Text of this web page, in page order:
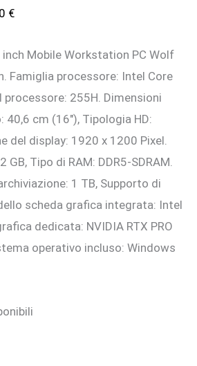
€.
€Il
attuale
è:
3.285,00 €.
inch Mobile Workstation PC Wolf
Famiglia processore: Intel Core
processore: 255H. Dimensioni
40,6 cm (16″), Tipologia HD:
del display: 1920 x 1200 Pixel.
GB, Tipo di RAM: DDR5-SDRAM.
1 TB, Supporto di
scheda grafica integrata: Intel
dedicata: NVIDIA RTX PRO
operativo incluso: Windows